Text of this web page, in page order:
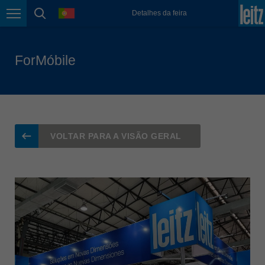
Page navigation
page search
language Detalhes da feira
México
Nederland
deutsch
Polska
polski
Portugal
português
ForMóbile
VOLTAR PARA A VISÃO GERAL